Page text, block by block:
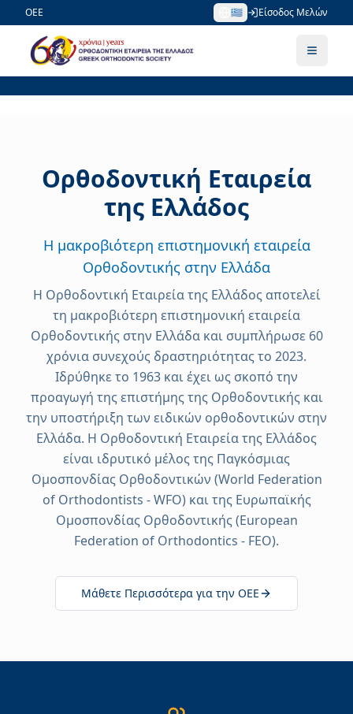
ΟΕΕ 🇬🇷 Είσοδος Μελών
Ορθοδοντική Εταιρεία
της Ελλάδος
Η μακροβιότερη επιστημονική εταιρεία
Ορθοδοντικής στην Ελλάδα
Η Ορθοδοντική Εταιρεία της Ελλάδος αποτελεί
τη μακροβιότερη επιστημονική εταιρεία
Ορθοδοντικής στην Ελλάδα και συμπλήρωσε 60
χρόνια συνεχούς δραστηριότητας το 2023.
Ιδρύθηκε το 1963 και έχει ως σκοπό την
προαγωγή της επιστήμης της Ορθοδοντικής και
την υποστήριξη των ειδικών ορθοδοντικών στην
Ελλάδα. Η Ορθοδοντική Εταιρεία της Ελλάδος
είναι ιδρυτικό μέλος της Παγκόσμιας
Ομοσπονδίας Ορθοδοντικών (World Federation
of Orthodontists - WFO) και της Ευρωπαϊκής
Ομοσπονδίας Ορθοδοντικής (European
Federation of Orthodontics - FEO).
Μάθετε Περισσότερα για την ΟΕΕ